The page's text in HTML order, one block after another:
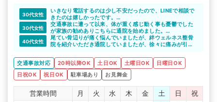
30代女性
いきなり電話するのは少し不安だったので、LINEで相談で
きたのは嬉しかったです。
気になっていた整骨院のメリットを教えてもらえたので、
通院をしたいと思えました。丁寧な対応をしていただいて
感謝しています。
30代女性
交通事故に遭って以来、体が重く感じ動く事も憂鬱でした
が家族の勧めありこちらに通院を始めました。
体が重く車移動なので敷地内に駐車場がある整骨院は非常
に助かりました。先生も優しく定期的に通院を続けていこ
40代女性
尾てい骨辺りが痛く悩んでいましたが、絆ウェルネス整骨
院を紹介いただき通院していましたが、徐々に痛みが引い
交通事故対応
20時以降OK 土日OK 土曜日OK
日曜日OK
日祝OK
祝日OK 駐車場あり お見舞金
営業時間 月 火 水 木 金 土 日
祝